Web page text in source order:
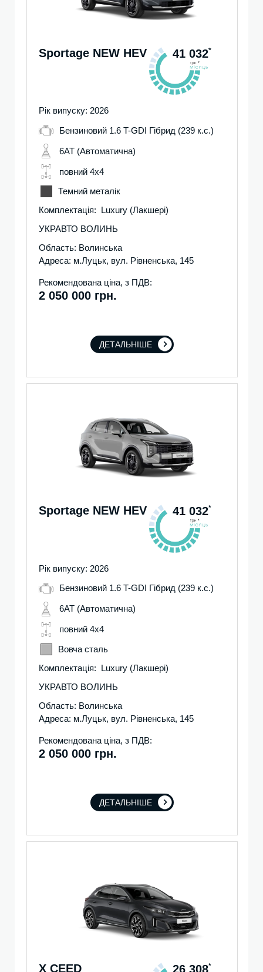
Sportage NEW HEV 41 032*
Рік випуску: 2026
Бензиновий 1.6 T-GDI Гібрид (239 к.с.)
6AT (Автоматична)
повний 4х4
Темний металік
Комплектація: Luxury (Лакшері)
УКРАВТО ВОЛИНЬ
Область: Волинська
Адреса: м.Луцьк, вул. Рівненська, 145
Рекомендована ціна, з ПДВ:
2 050 000 грн.
ДЕТАЛЬНІШЕ
Sportage NEW HEV 41 032*
Рік випуску: 2026
Бензиновий 1.6 T-GDI Гібрид (239 к.с.)
6AT (Автоматична)
повний 4х4
Вовча сталь
Комплектація: Luxury (Лакшері)
УКРАВТО ВОЛИНЬ
Область: Волинська
Адреса: м.Луцьк, вул. Рівненська, 145
Рекомендована ціна, з ПДВ:
2 050 000 грн.
ДЕТАЛЬНІШЕ
X CEED 26 308*